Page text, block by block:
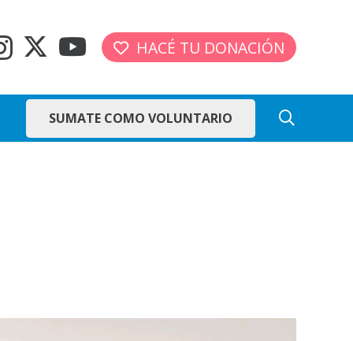
HACÉ TU DONACIÓN
SUMATE COMO VOLUNTARIO